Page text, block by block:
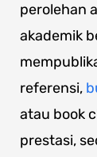
perolehan
akademik
referensi,
atau book
prestasi,